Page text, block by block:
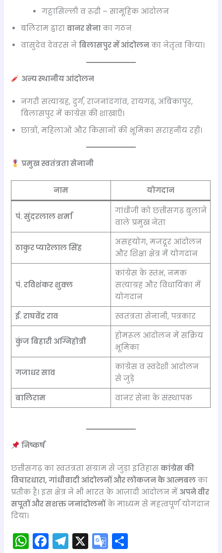
गट्टासिल्ली व रुद्री – सामूहिक आंदोलन
बलिराम द्वारावानर सेना का गठन
वासुदेव देवरस नेबिलासपुर में आंदोलन का नेतृत्व किया।
अन्य स्थानीय आंदोलन
नगरी सत्याग्रह, दुर्ग, राजनांदगांव, रायगढ़, अंबिकापुर,
बिलासपुर में कांग्रेस की शाखाएँ।
छात्रों, महिलाओं और किसानों की भूमिका सराहनीय रही।
प्रमुख स्वतंत्रता सेनानी
नाम योगदान
पं. सुंदरलाल शर्मा
गांधीजी को छत्तीसगढ़ बुलाने
वाले प्रमुख नेता
ठाकुर प्यारेलाल सिंह
असहयोग, मजदूर आंदोलन
और शिक्षा क्षेत्र में योगदान
पं. रविशंकर शुक्ल
कांग्रेस के स्तंभ, नमक
सत्याग्रह और विधायिका में
योगदान
ई. राघवेंद्र राव
स्वतंत्रता सेनानी, पत्रकार
कुंज बिहारी अग्निहोत्री
होमरूल आंदोलन में सक्रिय
भूमिका
गजाधर साव
कांग्रेस व स्वदेशी आंदोलन
से जुड़े
बालिराम
वानर सेना के संस्थापक
निष्कर्ष
छत्तीसगढ़ का स्वतंत्रता संग्राम से जुड़ा इतिहासकांग्रेस की
विचारधारा, गांधीवादी आंदोलनों और लोकजन के आत्मबल का
प्रतीक है। इस क्षेत्र ने भी भारत के आज़ादी आंदोलन में अपने वीर
सपूतों और सशक्त जनांदोलनों के माध्यम से महत्वपूर्ण योगदान
दिया।
W F T X G